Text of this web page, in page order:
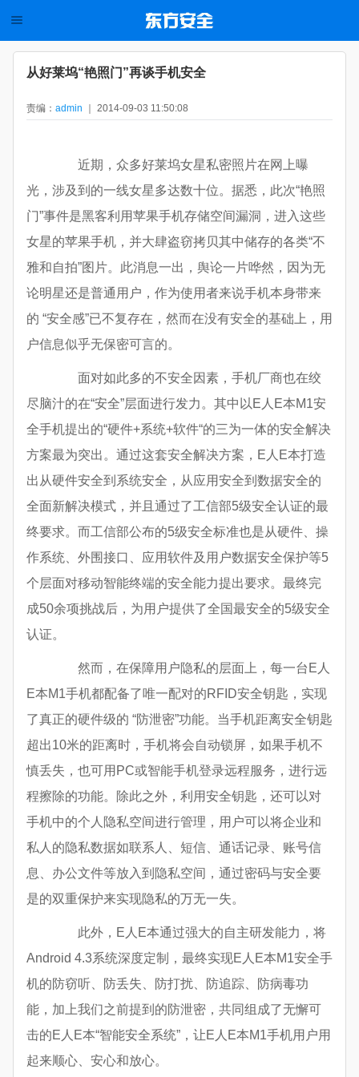
从好莱坞“艳照门”再谈手机安全
责编： admin ｜ 2014-09-03 11:50:08
近期，众多好莱坞女星私密照片在网上曝
光，涉及到的一线女星多达数十位。据悉，此次“艳照
门”事件是黑客利用苹果手机存储空间漏洞，进入这些
女星的苹果手机，并大肆盗窃拷贝其中储存的各类“不
雅和自拍”图片。此消息一出，舆论一片哗然，因为无
论明星还是普通用户，作为使用者来说手机本身带来
的 “安全感”已不复存在，然而在没有安全的基础上，用
户信息似乎无保密可言的。
面对如此多的不安全因素，手机厂商也在绞
尽脑汁的在“安全”层面进行发力。其中以E人E本M1安
全手机提出的“硬件+系统+软件“的三为一体的安全解决
方案最为突出。通过这套安全解决方案，E人E本打造
出从硬件安全到系统安全，从应用安全到数据安全的
全面新解决模式，并且通过了工信部5级安全认证的最
终要求。而工信部公布的5级安全标准也是从硬件、操
作系统、外围接口、应用软件及用户数据安全保护等5
个层面对移动智能终端的安全能力提出要求。最终完
成50余项挑战后，为用户提供了全国最安全的5级安全
认证。
然而，在保障用户隐私的层面上，每一台E人
E本M1手机都配备了唯一配对的RFID安全钥匙，实现
了真正的硬件级的 “防泄密”功能。当手机距离安全钥匙
超出10米的距离时，手机将会自动锁屏，如果手机不
慎丢失，也可用PC或智能手机登录远程服务，进行远
程擦除的功能。除此之外，利用安全钥匙，还可以对
手机中的个人隐私空间进行管理，用户可以将企业和
私人的隐私数据如联系人、短信、通话记录、账号信
息、办公文件等放入到隐私空间，通过密码与安全要
是的双重保护来实现隐私的万无一失。
此外，E人E本通过强大的自主研发能力，将
Android 4.3系统深度定制，最终实现E人E本M1安全手
机的防窃听、防丢失、防打扰、防追踪、防病毒功
能，加上我们之前提到的防泄密，共同组成了无懈可
击的E人E本“智能安全系统”，让E人E本M1手机用户用
起来顺心、安心和放心。